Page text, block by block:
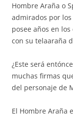
Hombre Araña o
admirados por
posee años en
con su telaaraña
¿Este será
muchas firmas
del personaje de
El Hombre Araña